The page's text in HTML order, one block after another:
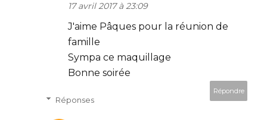
17 avril 2017 à 23:09
J'aime Pâques pour la réunion de
famille
Sympa ce maquillage
Bonne soirée
Répondre
Réponses